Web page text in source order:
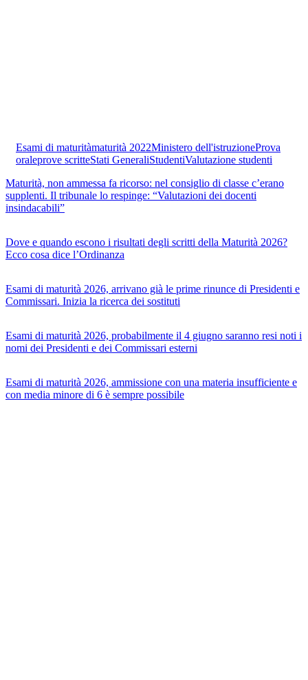
Esami di maturitàmaturità 2022Ministero dell'istruzioneProva
oraleprove scritteStati GeneraliStudentiValutazione studenti
Maturità, non ammessa fa ricorso: nel consiglio di classe c’erano
supplenti. Il tribunale lo respinge: “Valutazioni dei docenti
insindacabili”
Dove e quando escono i risultati degli scritti della Maturità 2026?
Ecco cosa dice l’Ordinanza
Esami di maturità 2026, arrivano già le prime rinunce di Presidenti e
Commissari. Inizia la ricerca dei sostituti
Esami di maturità 2026, probabilmente il 4 giugno saranno resi noti i
nomi dei Presidenti e dei Commissari esterni
Esami di maturità 2026, ammissione con una materia insufficiente e
con media minore di 6 è sempre possibile